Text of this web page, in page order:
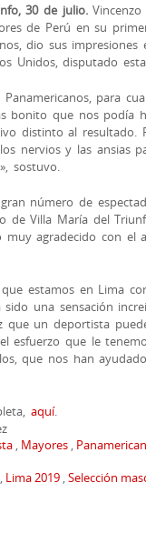
30 de julio.Vincenzo
de Perú en su
dio sus impresiones
Unidos, disputado
Panamericanos, para
bonito que nos podía
distinto al resultado.
nervios y las ansias
sostuvo.
número de
de Villa María del
muy agradecido con el
estamos en Lima
una sensación
que un deportista
esfuerzo que le
que nos han
aquí.
, Mayores ,
, Lima 2019 ,Selección